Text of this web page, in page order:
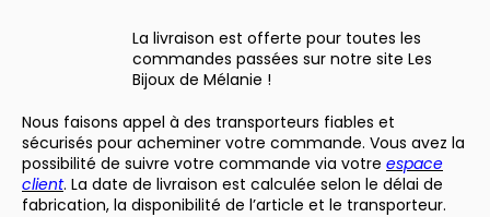
La livraison est offerte pour toutes les
commandes passées sur notre site Les
Bijoux de Mélanie !
Nous faisons appel à des transporteurs fiables et
sécurisés pour acheminer votre commande. Vous avez la
possibilité de suivre votre commande via votre espace
client. La date de livraison est calculée selon le délai de
fabrication, la disponibilité de l’article et le transporteur.